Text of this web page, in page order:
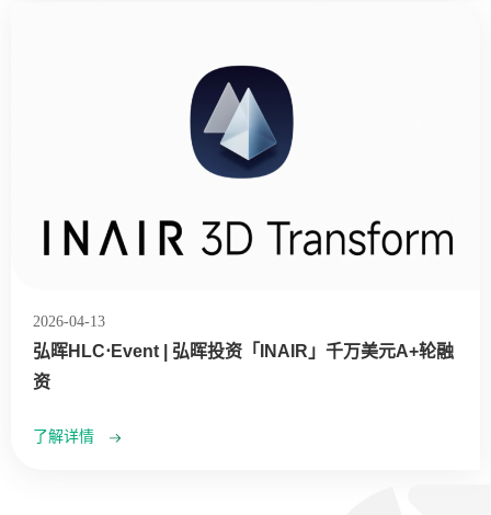
2026-04-13
弘晖HLC⋅Event | 弘晖投资「INAIR」千万美元A+轮融
资
了解详情